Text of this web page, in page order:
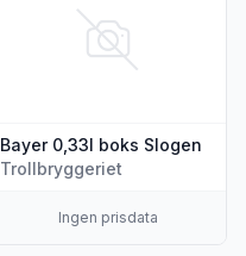
Bayer 0,33l boks Slogen
Trollbryggeriet
Ingen prisdata